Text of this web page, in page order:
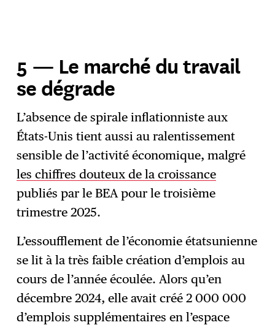
5 — Le marché du travail
se dégrade
L’absence de spirale inflationniste aux
États-Unis tient aussi au ralentissement
sensible de l’activité économique, malgré
les chiffres douteux de la croissance
publiés par le BEA pour le troisième
trimestre 2025.
L’essoufflement de l’économie étatsunienne
se lit à la très faible création d’emplois au
cours de l’année écoulée. Alors qu’en
décembre 2024, elle avait créé 2 000 000
d’emplois supplémentaires en l’espace